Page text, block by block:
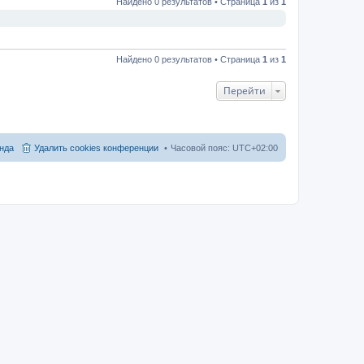
Найдено 0 результатов • Страница 1 из 1
Перейти
Часовой пояс: UTC+02:00
Удалить cookies конференции